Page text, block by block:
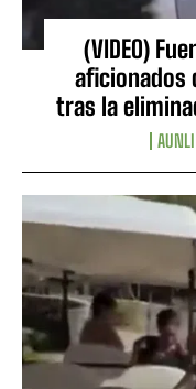
(VIDEO)
aficionados
tras la
AUNLI